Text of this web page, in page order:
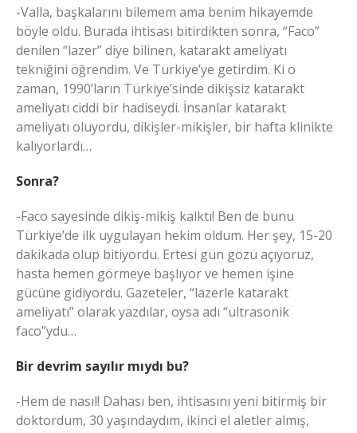
-Valla, başkalarını bilemem ama benim hikayemde
böyle oldu. Burada ihtisası bitirdikten sonra, “Faco”
denilen “lazer” diye bilinen, katarakt ameliyatı
tekniğini öğrendim. Ve Türkiye’ye getirdim. Ki o
zaman, 1990’ların Türkiye’sinde dikişsiz katarakt
ameliyatı ciddi bir hadiseydi. İnsanlar katarakt
ameliyatı oluyordu, dikişler-mikişler, bir hafta klinikte
kalıyorlardı…
Sonra?
-Faco sayesinde dikiş-mikiş kalktı! Ben de bunu
Türkiye’de ilk uygulayan hekim oldum. Her şey, 15-20
dakikada olup bitiyordu. Ertesi gün gözü açıyoruz,
hasta hemen görmeye başlıyor ve hemen işine
gücüne gidiyordu. Gazeteler, “lazerle katarakt
ameliyatı” olarak yazdılar, oysa adı “ultrasonik
faco”ydu…
Bir devrim sayılır mıydı bu?
-Hem de nasıl! Dahası ben, ihtisasını yeni bitirmiş bir
doktordum, 30 yaşındaydım, ikinci el aletler almış,